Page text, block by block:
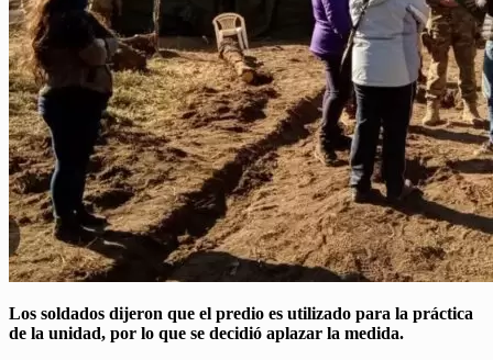
Los soldados dijeron que el predio es utilizado para la práctica
de la unidad, por lo que se decidió aplazar la medida.